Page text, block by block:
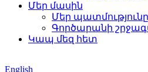
Մեր մասին
Մեր պատմությունը
Գործարանի
Կապ մեզ հետ
English